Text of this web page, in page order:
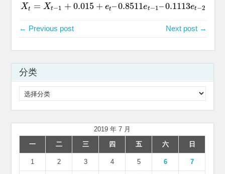
Xt = Xt−1 + 0.015 + et–0.8511et−1–0.1113et−2
Xt=Xt −1+0.015+et –0.8511et−1–0.1113et−2
← Previous post Next post →
分类
类
2019 年 7 月
一
二 三 四 五 六 日
1 2 3 4 5 6 7